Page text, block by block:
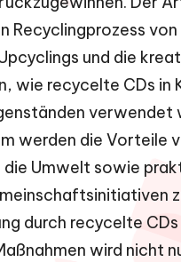
Recyclingprozess von
und die
wie recycelte CDs in
verwendet
werden die Vorteile
die Umwelt sowie
durch recycelte
wird nicht